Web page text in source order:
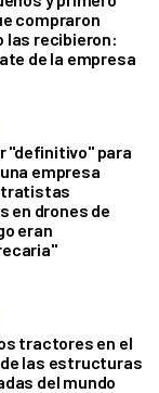
compraron
las recibieron:
de la empresa
"definitivo" para
empresa
en drones de
eran
tractores en el
las estructuras
del mundo